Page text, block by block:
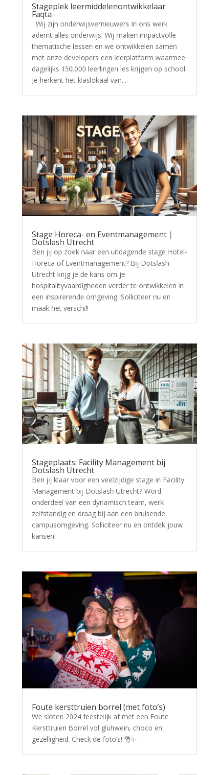
Stageplek leermiddelenontwikkelaar
Faqta
Wij zijn onderwijsvernieuwers In ons werk
ademt alles onderwijs. Wij maken impactvolle
thematische lessen en we ontwikkelen samen
met onze developers een leerplatform waarmee
dagelijks 150.000 leerlingen les krijgen op school.
Je herkent het klaslokaal van...
Stage Horeca- en Eventmanagement |
Dotslash Utrecht
Ben jij op zoek naar een uitdagende stage Hotel-
Horeca of Eventmanagement? Bij Dotslash
Utrecht krijg je de kans om je
hospitalityvaardigheden verder te ontwikkelen in
een inspirerende omgeving. Solliciteer nu en
maak het verschil!
Stageplaats: Facility Management bij
Dotslash Utrecht
Ben jij klaar voor een veelzijdige stage in Facility
Management bij Dotslash Utrecht? Word
onderdeel van een dynamisch team, werk
zelfstandig en draag bij aan een bruisende
campusomgeving. Solliciteer nu en ontdek jouw
kansen!
Foute kersttruien borrel (met foto’s)
We sloten 2024 feestelijk af met een Foute
Kersttruien Borrel vol glühwein, choco en
gezelligheid. Check de foto’s! 🎅✨